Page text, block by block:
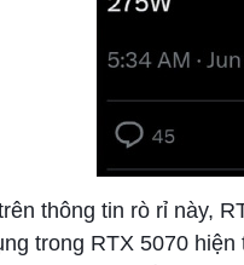
thông tin rò rỉ này,
trong RTX 5070